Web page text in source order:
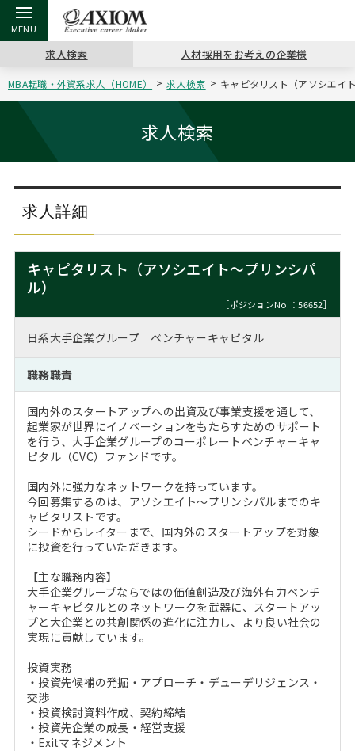
戻る
アクシアムの特長
戻る
コンサ
サービス案内
戻る
キャリ
コンサルタントの紹介
戻る
キャリア支援 TOP
キャリアデザイン講座
（最新求人市場動向）
戻る
MBAの
ステージ別アドバイス
MBAの転職事例
MBA留学生数の推移
戻る
日本か
インターン受入企業一覧
MBAを生かす求人特集
年齢と年収の相関図
戻る
転職ツール TOP
英文レジュメの書き方
戻る
パワー
職務経歴書の書き方
よくある面接Q&A集
戻る
転職コラム TOP
“展”職相談室
転職市場の明日をよめ
転職成功への4つの鍵
戻る
イベント・セミナー TOP
ジョブフェア
キャリアデザインセミナー
キャリアフォーラム
MBA NETWORKING
戻る
会社概要 TOP
沿革
主なクライアント
採用情報
求人検索 人材採用をお考えの企業様
MBA転職・外資系求人（HOME） 求人検索 キャピタリスト（アソシエ
求人検索
求人詳細
キャピタリスト（アソシエイト～プリンシパ
ル）
［ポジションNo.：56652］
日系大手企業グループ ベンチャーキャピタル
職務職責
国内外のスタートアップへの出資及び事業支援を通して、
起業家が世界にイノベーションをもたらすためのサポート
を行う、大手企業グループのコーポレートベンチャーキャ
ピタル（CVC）ファンドです。
国内外に強力なネットワークを持っています。
今回募集するのは、アソシエイト～プリンシパルまでのキ
ャピタリストです。
シードからレイターまで、国内外のスタートアップを対象
に投資を行っていただきます。
【主な職務内容】
大手企業グループならではの価値創造及び海外有力ベンチ
ャーキャピタルとのネットワークを武器に、スタートアッ
プと大企業との共創関係の進化に注力し、より良い社会の
実現に貢献しています。
投資実務
・投資先候補の発掘・アプローチ・デューデリジェンス・
交渉
・投資検討資料作成、契約締結
・投資先企業の成長・経営支援
・Exitマネジメント